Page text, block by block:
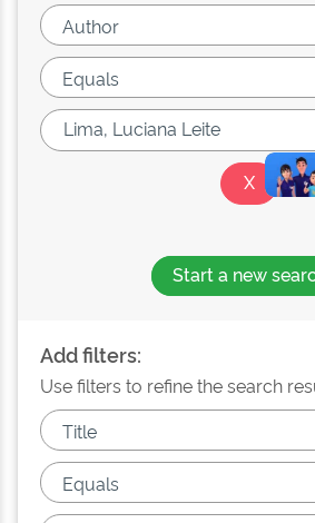
Start a new
Add filters:
Use filters to refine the search